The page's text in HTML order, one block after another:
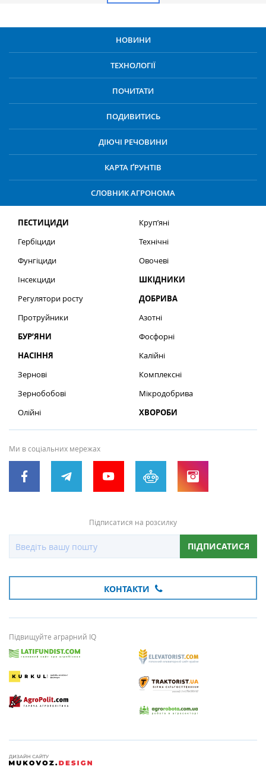
НОВИНИ
ТЕХНОЛОГІЇ
ПОЧИТАТИ
ПОДИВИТИСЬ
ДІЮЧІ РЕЧОВИНИ
КАРТА ҐРУНТІВ
СЛОВНИК АГРОНОМА
ПЕСТИЦИДИ
Гербіциди
Фунгіциди
Інсекциди
Регулятори росту
Протруйники
БУР’ЯНИ
НАСІННЯ
Зернові
Зернобобові
Олійні
Круп’яні
Технічні
Овочеві
ШКІДНИКИ
ДОБРИВА
Азотні
Фосфорні
Калійні
Комплексні
Мікродобрива
ХВОРОБИ
Ми в соціальних мережах
Підписатися на розсилку
ПІДПИСАТИСЯ
КОНТАКТИ
Підвищуйте аграрний IQ